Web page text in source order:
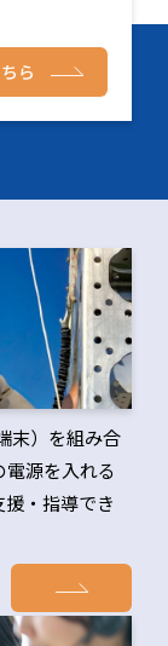
ら
末）を組み合
源を入れる
・指導でき